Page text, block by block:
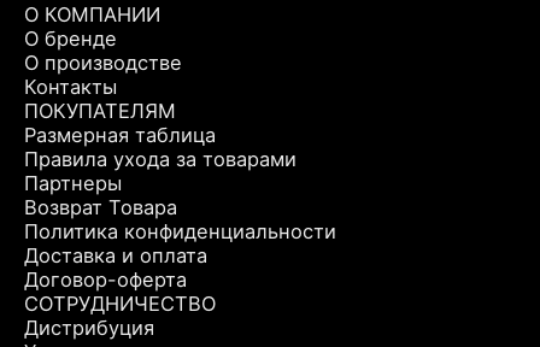
О КОМПАНИИ
О бренде
О производстве
Контакты
ПОКУПАТЕЛЯМ
Размерная таблица
Правила ухода за товарами
Партнеры
Возврат Товара
Политика конфиденциальности
Доставка и оплата
Договор-оферта
СОТРУДНИЧЕСТВО
Дистрибуция